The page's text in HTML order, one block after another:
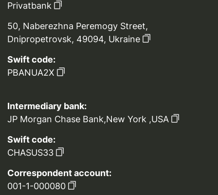
Privatbank
50, Naberezhna Peremogy Street,
Dnipropetrovsk, 49094, Ukraine
Swift code:
PBANUA2X
Intermediary bank:
JP Morgan Chase Bank,New York ,USA
Swift code:
CHASUS33
Correspondent account:
001-1-000080